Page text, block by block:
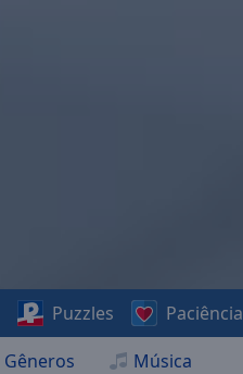
Gêneros Música
Puzzles Paciência